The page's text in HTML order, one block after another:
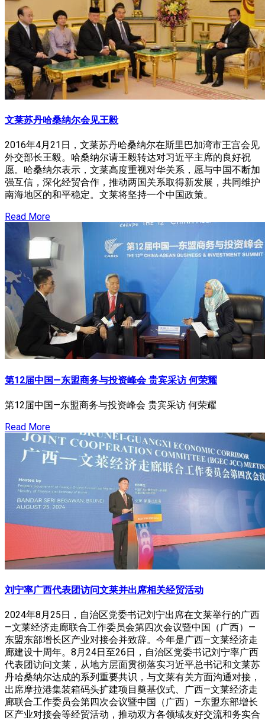
文莱苏丹哈桑纳尔会见王毅
2016年4月21日，文莱苏丹哈桑纳尔在斯里巴加湾市王宫会见
外交部长王毅。哈桑纳尔请王毅转达对习近平主席的良好祝
愿。哈桑纳尔表示，文莱高度重视对华关系，愿与中国不断加
强互信，深化经贸合作，推动两国关系取得新发展，共同维护
南海地区的和平稳定。文莱将坚持一个中国政策。
Read More
第12届中国—东盟商务与投资峰会 贵宾采访 何荣耀
第12届中国—东盟商务与投资峰会 贵宾采访 何荣耀
Read More
刘宁率广西代表团访问文莱并出席相关经贸活动
2024年8月25日，自治区党委书记刘宁出席在文莱举行的广西
—文莱经济走廊联合工作委员会第四次会议暨中国（广西）—
东盟东部增长区产业对接会并致辞。今年是广西—文莱经济走
廊建设十周年。8月24日至26日，自治区党委书记刘宁率广西
代表团访问文莱，从地方层面贯彻落实习近平总书记和文莱苏
丹哈桑纳尔达成的系列重要共识，与文莱有关方面沟通对接，
出席摩拉港集装箱码头扩建项目奠基仪式、广西—文莱经济走
廊联合工作委员会第四次会议暨中国（广西）—东盟东部增长
区产业对接会等经贸活动，推动双方各领域友好交流和务实合